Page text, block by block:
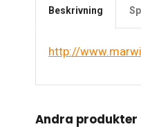
Beskrivning
http://
Andra